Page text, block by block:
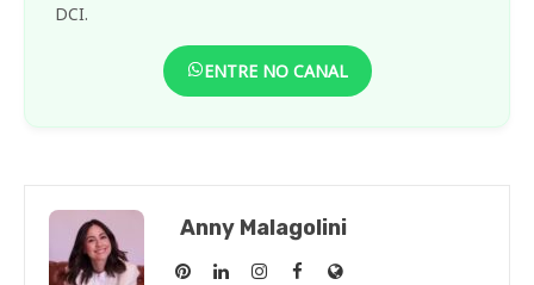
DCI.
ENTRE NO CANAL
Anny Malagolini
AnnyAnnyAnnyAnnySite